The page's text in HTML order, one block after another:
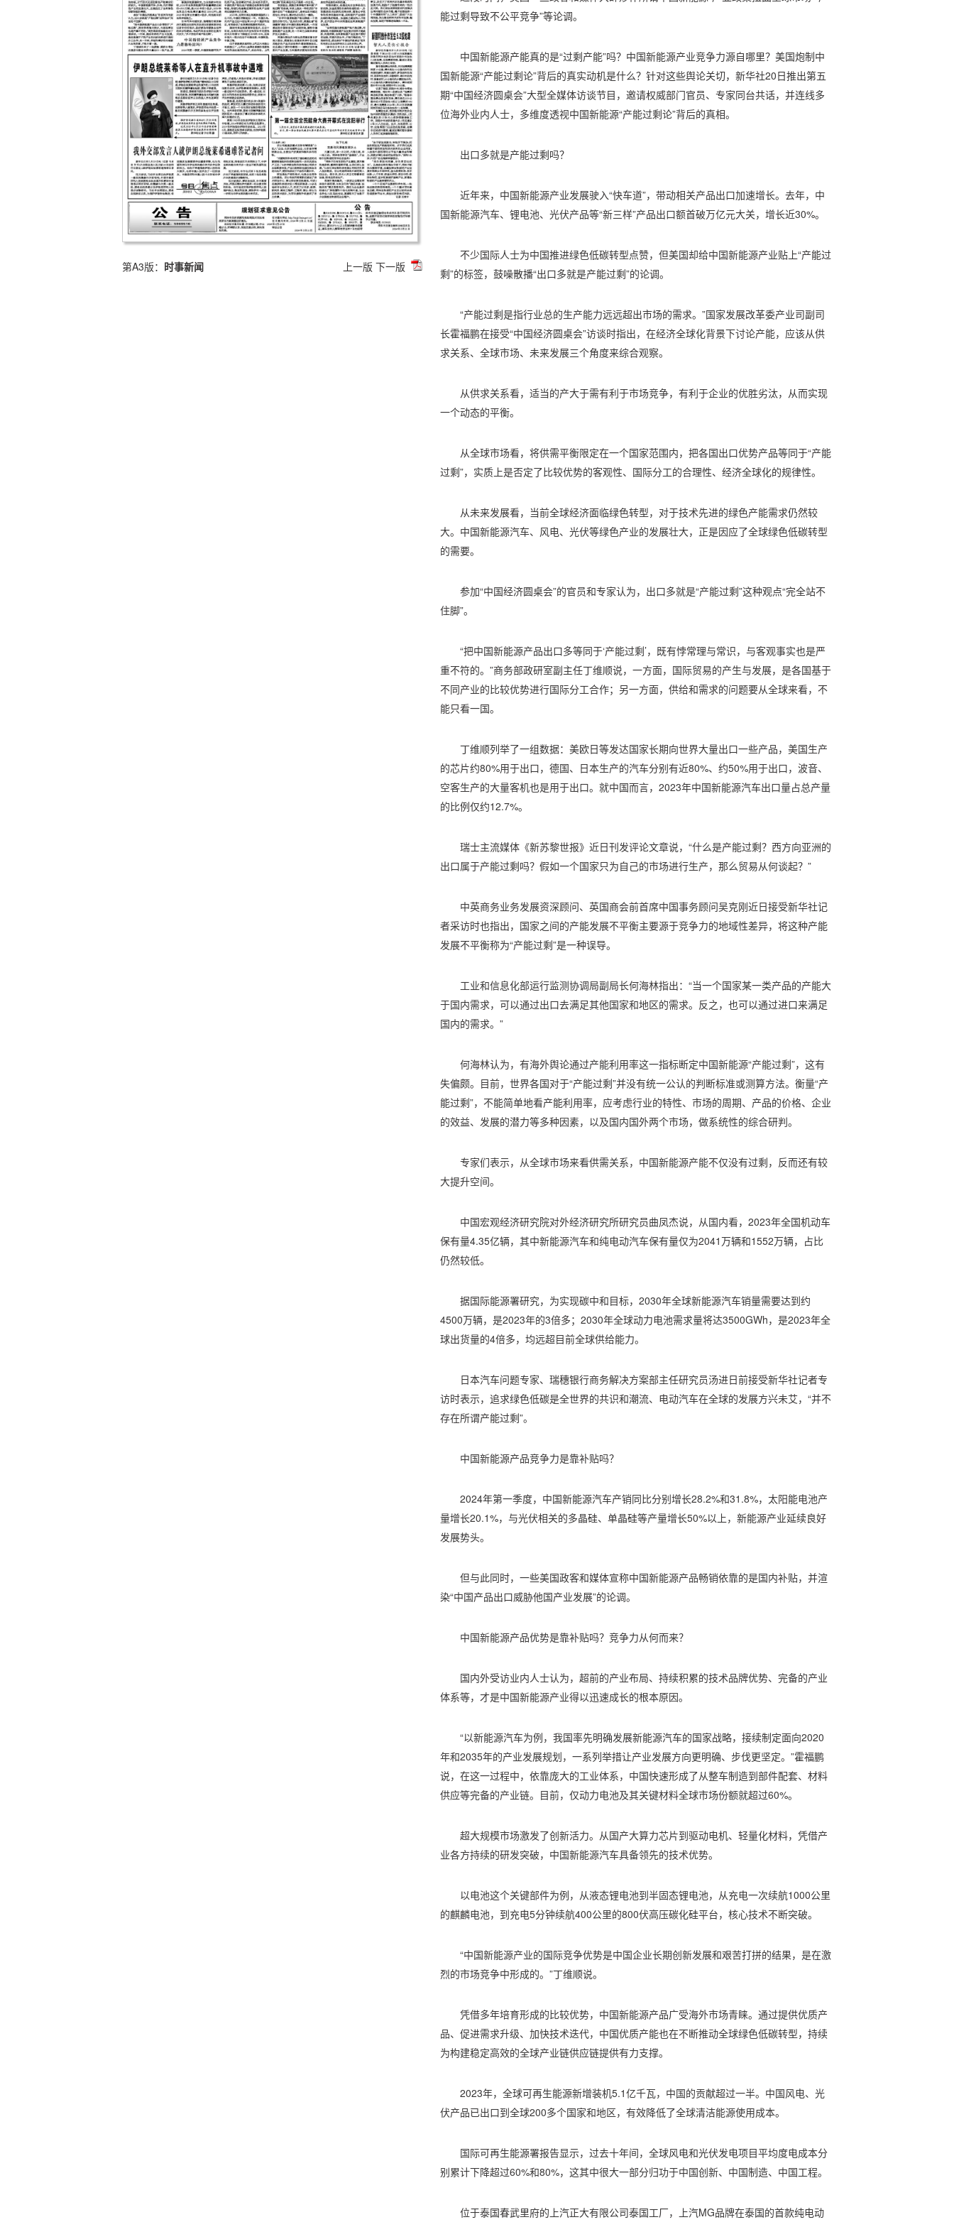
第A3版： 时事新闻 上一版 下一版
能过剩导致不公平竞争”等论调。
中国新能源产能真的是“过剩产能”吗？中国新能源产业竞争力源自哪里？美国炮制中
国新能源“产能过剩论”背后的真实动机是什么？针对这些舆论关切，新华社20日推出第五
期“中国经济圆桌会”大型全媒体访谈节目，邀请权威部门官员、专家同台共话，并连线多
位海外业内人士，多维度透视中国新能源“产能过剩论”背后的真相。
出口多就是产能过剩吗？
近年来，中国新能源产业发展驶入“快车道”，带动相关产品出口加速增长。去年，中
国新能源汽车、锂电池、光伏产品等“新三样”产品出口额首破万亿元大关，增长近30%。
不少国际人士为中国推进绿色低碳转型点赞，但美国却给中国新能源产业贴上“产能过
剩”的标签，鼓噪散播“出口多就是产能过剩”的论调。
“产能过剩是指行业总的生产能力远远超出市场的需求。”国家发展改革委产业司副司
长霍福鹏在接受“中国经济圆桌会”访谈时指出，在经济全球化背景下讨论产能，应该从供
求关系、全球市场、未来发展三个角度来综合观察。
从供求关系看，适当的产大于需有利于市场竞争，有利于企业的优胜劣汰，从而实现
一个动态的平衡。
从全球市场看，将供需平衡限定在一个国家范围内，把各国出口优势产品等同于“产能
过剩”，实质上是否定了比较优势的客观性、国际分工的合理性、经济全球化的规律性。
从未来发展看，当前全球经济面临绿色转型，对于技术先进的绿色产能需求仍然较
大。中国新能源汽车、风电、光伏等绿色产业的发展壮大，正是因应了全球绿色低碳转型
的需要。
参加“中国经济圆桌会”的官员和专家认为，出口多就是“产能过剩”这种观点“完全站不
住脚”。
“把中国新能源产品出口多等同于‘产能过剩’，既有悖常理与常识，与客观事实也是严
重不符的。”商务部政研室副主任丁维顺说，一方面，国际贸易的产生与发展，是各国基于
不同产业的比较优势进行国际分工合作；另一方面，供给和需求的问题要从全球来看，不
能只看一国。
丁维顺列举了一组数据：美欧日等发达国家长期向世界大量出口一些产品，美国生产
的芯片约80%用于出口，德国、日本生产的汽车分别有近80%、约50%用于出口，波音、
空客生产的大量客机也是用于出口。就中国而言，2023年中国新能源汽车出口量占总产量
的比例仅约12.7%。
瑞士主流媒体《新苏黎世报》近日刊发评论文章说，“什么是产能过剩？西方向亚洲的
出口属于产能过剩吗？假如一个国家只为自己的市场进行生产，那么贸易从何谈起？”
中英商务业务发展资深顾问、英国商会前首席中国事务顾问吴克刚近日接受新华社记
者采访时也指出，国家之间的产能发展不平衡主要源于竞争力的地域性差异，将这种产能
发展不平衡称为“产能过剩”是一种误导。
工业和信息化部运行监测协调局副局长何海林指出：“当一个国家某一类产品的产能大
于国内需求，可以通过出口去满足其他国家和地区的需求。反之，也可以通过进口来满足
国内的需求。”
何海林认为，有海外舆论通过产能利用率这一指标断定中国新能源“产能过剩”，这有
失偏颇。目前，世界各国对于“产能过剩”并没有统一公认的判断标准或测算方法。衡量“产
能过剩”，不能简单地看产能利用率，应考虑行业的特性、市场的周期、产品的价格、企业
的效益、发展的潜力等多种因素，以及国内国外两个市场，做系统性的综合研判。
专家们表示，从全球市场来看供需关系，中国新能源产能不仅没有过剩，反而还有较
大提升空间。
中国宏观经济研究院对外经济研究所研究员曲凤杰说，从国内看，2023年全国机动车
保有量4.35亿辆，其中新能源汽车和纯电动汽车保有量仅为2041万辆和1552万辆，占比
仍然较低。
据国际能源署研究，为实现碳中和目标，2030年全球新能源汽车销量需要达到约
4500万辆，是2023年的3倍多；2030年全球动力电池需求量将达3500GWh，是2023年全
球出货量的4倍多，均远超目前全球供给能力。
日本汽车问题专家、瑞穗银行商务解决方案部主任研究员汤进日前接受新华社记者专
访时表示，追求绿色低碳是全世界的共识和潮流、电动汽车在全球的发展方兴未艾，“并不
存在所谓产能过剩”。
中国新能源产品竞争力是靠补贴吗？
2024年第一季度，中国新能源汽车产销同比分别增长28.2%和31.8%，太阳能电池产
量增长20.1%，与光伏相关的多晶硅、单晶硅等产量增长50%以上，新能源产业延续良好
发展势头。
但与此同时，一些美国政客和媒体宣称中国新能源产品畅销依靠的是国内补贴，并渲
染“中国产品出口威胁他国产业发展”的论调。
中国新能源产品优势是靠补贴吗？竞争力从何而来？
国内外受访业内人士认为，超前的产业布局、持续积累的技术品牌优势、完备的产业
体系等，才是中国新能源产业得以迅速成长的根本原因。
“以新能源汽车为例，我国率先明确发展新能源汽车的国家战略，接续制定面向2020
年和2035年的产业发展规划，一系列举措让产业发展方向更明确、步伐更坚定。”霍福鹏
说，在这一过程中，依靠庞大的工业体系，中国快速形成了从整车制造到部件配套、材料
供应等完备的产业链。目前，仅动力电池及其关键材料全球市场份额就超过60%。
超大规模市场激发了创新活力。从国产大算力芯片到驱动电机、轻量化材料，凭借产
业各方持续的研发突破，中国新能源汽车具备领先的技术优势。
以电池这个关键部件为例，从液态锂电池到半固态锂电池，从充电一次续航1000公里
的麒麟电池，到充电5分钟续航400公里的800伏高压碳化硅平台，核心技术不断突破。
“中国新能源产业的国际竞争优势是中国企业长期创新发展和艰苦打拼的结果，是在激
烈的市场竞争中形成的。”丁维顺说。
凭借多年培育形成的比较优势，中国新能源产品广受海外市场青睐。通过提供优质产
品、促进需求升级、加快技术迭代，中国优质产能也在不断推动全球绿色低碳转型，持续
为构建稳定高效的全球产业链供应链提供有力支撑。
2023年，全球可再生能源新增装机5.1亿千瓦，中国的贡献超过一半。中国风电、光
伏产品已出口到全球200多个国家和地区，有效降低了全球清洁能源使用成本。
国际可再生能源署报告显示，过去十年间，全球风电和光伏发电项目平均度电成本分
别累计下降超过60%和80%，这其中很大一部分归功于中国创新、中国制造、中国工程。
位于泰国春武里府的上汽正大有限公司泰国工厂，上汽MG品牌在泰国的首款纯电动